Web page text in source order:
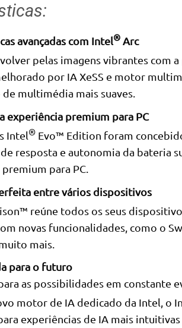
avançadas com Intel®Arc
pelas imagens vibrantes com
por IA XeSS e motor
multimédia mais suaves.
experiência premium para PC
Intel®Evo™ Edition foram
resposta e autonomia da bateria
para PC.
entre vários dispositivos
reúne todos os seus
novas funcionalidades, como o
mais.
para o futuro
as possibilidades em constante
motor de IA dedicado da Intel, o
experiências de IA mais